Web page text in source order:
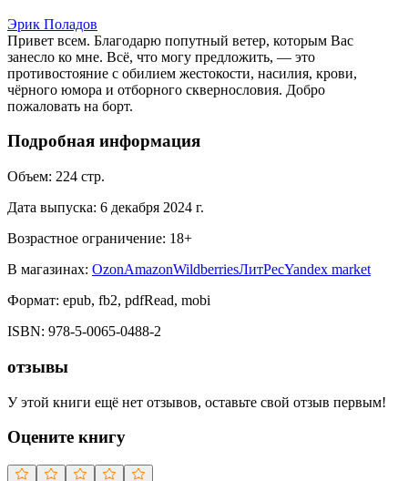
Эрик Поладов
Привет всем. Благодарю попутный ветер, которым Вас
занесло ко мне. Всё, что могу предложить, — это
противостояние с обилием жестокости, насилия, крови,
чёрного юмора и отборного сквернословия. Добро
пожаловать на борт.
Подробная информация
Объем: 224 стр.
Дата выпуска: 6 декабря 2024 г.
Возрастное ограничение: 18+
В магазинах: OzonAmazonWildberriesЛитРесYandex market
Формат: epub, fb2, pdfRead, mobi
ISBN: 978-5-0065-0488-2
отзывы
У этой книги ещё нет отзывов, оставьте свой отзыв первым!
Оцените книгу